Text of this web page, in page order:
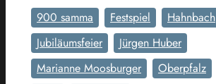
900 samma Festspiel
Hahnbach
Jubiläumsfeier
Jürgen Huber
Marianne Moosburger
Oberpfalz